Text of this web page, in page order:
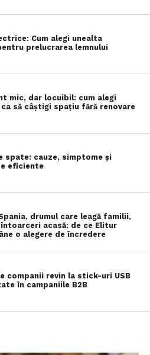
Cum alegi unealta
prelucrarea lemnului
mic, dar locuibil: cum alegi
să câștigi spațiu fără renovare
spate: cauze, simptome și
eficiente
drumul care leagă familii,
acasă: de ce Elitur
o alegere de încredere
companii revin la stick-uri USB
în campaniile B2B